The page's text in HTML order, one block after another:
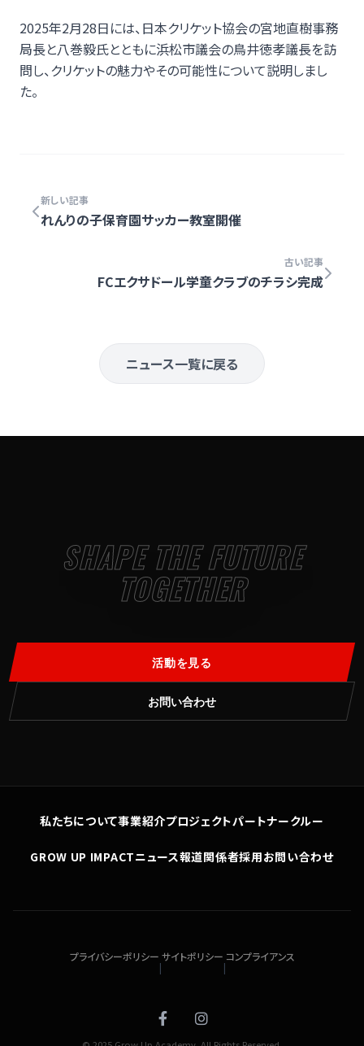
2025年2月28日には、日本クリケット協会の宮地直樹事務
局長と八巻毅氏とともに浜松市議会の鳥井徳孝議長を訪
問し、クリケットの魅力やその可能性について説明しまし
た。
新しい記事
れんりの子保育園サッカー教室開催
古い記事
FCエクサドール学童クラブのチラシ完成
ニュース一覧に戻る
SHAPE THE FUTURE
TOGETHER
活動を見る
お問い合わせ
私たちについて事業紹介プロジェクトパートナークルー
GROW UP IMPACTニュース報道関係者採用お問い合わせ
プライバシーポリシー
|
サイトポリシー
|
コンプライアンス